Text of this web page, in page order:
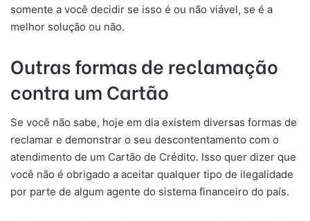
somente a você decidir se isso é ou não viável, se é a
melhor solução ou não.
Outras formas de reclamação
contra um Cartão
Se você não sabe, hoje em dia existem diversas formas de
reclamar e demonstrar o seu descontentamento com o
atendimento de um Cartão de Crédito. Isso quer dizer que
você não é obrigado a aceitar qualquer tipo de ilegalidade
por parte de algum agente do sistema financeiro do país.